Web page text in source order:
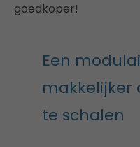
goedkoper!
Een
makkelijker
te schalen